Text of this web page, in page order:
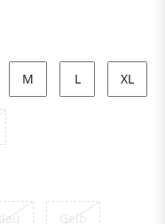
M L XL
Blau Gelb